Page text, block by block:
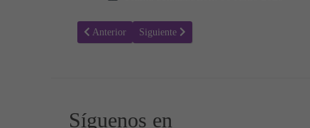
Artículo anterior: Tarta de Zanahorias Vegetariana:
Anterior Artículo siguiente: Sobrasada Vegetal:
Siguiente
Síguenos en